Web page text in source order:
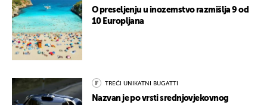
O preseljenju u inozemstvo razmišlja 9 od
10 Europljana
TREĆI UNIKATNI BUGATTI
Nazvan je po vrsti srednjovjekovnog